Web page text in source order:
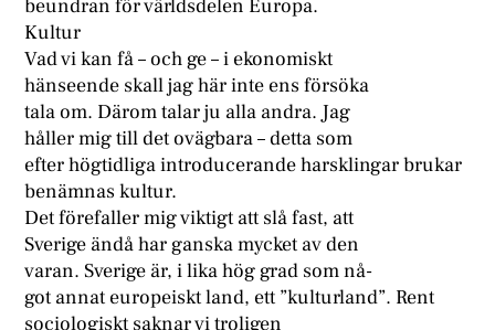
beundran för världsdelen Europa.
Kultur
Vad vi kan få – och ge – i ekonomiskt
hänseende skall jag här inte ens försöka
tala om. Därom talar ju alla andra. Jag
håller mig till det ovägbara – detta som
efter högtidliga introducerande harsklingar brukar
benämnas kultur.
Det förefaller mig viktigt att slå fast, att
Sverige ändå har ganska mycket av den
varan. Sverige är, i lika hög grad som nå-
got annat europeiskt land, ett ”kulturland”. Rent
sociologiskt saknar vi troligen